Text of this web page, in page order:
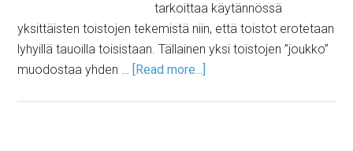
tarkoittaa käytännössä
yksittäisten toistojen tekemistä niin, että toistot erotetaan
lyhyillä tauoilla toisistaan. Tällainen yksi toistojen ”joukko”
muodostaa yhden … [Read more...]